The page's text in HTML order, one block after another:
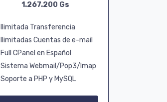
1.267.200 Gs
Ilimitada Transferencia
Ilimitadas Cuentas de e-mail
Full CPanel en Español
Sistema Webmail/Pop3/Imap
Soporte a PHP y MySQL